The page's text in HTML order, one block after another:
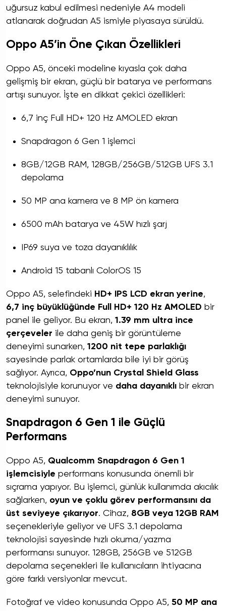
uğursuz kabul edilmesi nedeniyle A4 modeli
atlanarak doğrudan A5 ismiyle piyasaya sürüldü.
Oppo A5’in Öne Çıkan Özellikleri
Oppo A5, önceki modeline kıyasla çok daha
gelişmiş bir ekran, güçlü bir batarya ve performans
artışı sunuyor. İşte en dikkat çekici özellikleri:
6,7 inç Full HD+ 120 Hz AMOLED ekran
Snapdragon 6 Gen 1 işlemci
8GB/12GB RAM, 128GB/256GB/512GB UFS 3.1
depolama
50 MP ana kamera ve 8 MP ön kamera
6500 mAh batarya ve 45W hızlı şarj
IP69 suya ve toza dayanıklılık
Android 15 tabanlı ColorOS 15
Oppo A5, selefindeki HD+ IPS LCD ekran yerine,
6,7 inç büyüklüğünde Full HD+ 120 Hz AMOLED bir
panel ile geliyor. Bu ekran, 1.39 mm ultra ince
çerçeveler ile daha geniş bir görüntüleme
deneyimi sunarken, 1200 nit tepe parlaklığı
sayesinde parlak ortamlarda bile iyi bir görüş
sağlıyor. Ayrıca, Oppo’nun Crystal Shield Glass
teknolojisiyle korunuyor ve daha dayanıklı bir ekran
deneyimi sunuyor.
Snapdragon 6 Gen 1 ile Güçlü
Performans
Oppo A5, Qualcomm Snapdragon 6 Gen 1
işlemcisiyle performans konusunda önemli bir
sıçrama yapıyor. Bu işlemci, günlük kullanımda akıcılık
sağlarken, oyun ve çoklu görev performansını da
üst seviyeye çıkarıyor. Cihaz, 8GB veya 12GB RAM
seçenekleriyle geliyor ve UFS 3.1 depolama
teknolojisi sayesinde hızlı okuma/yazma
performansı sunuyor. 128GB, 256GB ve 512GB
depolama seçenekleri ile kullanıcıların ihtiyacına
göre farklı versiyonlar mevcut.
Fotoğraf ve video konusunda Oppo A5, 50 MP ana